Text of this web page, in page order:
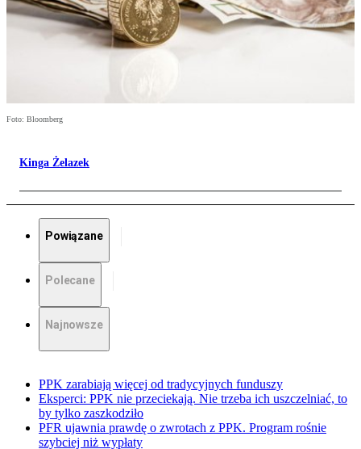
Foto: Bloomberg
Kinga Żelazek
Powiązane
Polecane
Najnowsze
PPK zarabiają więcej od tradycyjnych funduszy
Eksperci: PPK nie przeciekają. Nie trzeba ich uszczelniać, to
by tylko zaszkodziło
PFR ujawnia prawdę o zwrotach z PPK. Program rośnie
szybciej niż wypłaty